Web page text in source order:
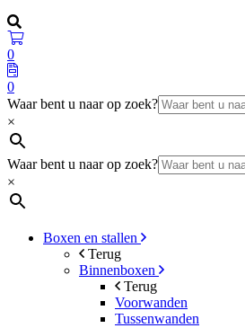
0
0
Waar bent u naar op zoek?
×
Waar bent u naar op zoek?
×
Boxen en stallen
Terug
Binnenboxen
Terug
Voorwanden
Tussenwanden